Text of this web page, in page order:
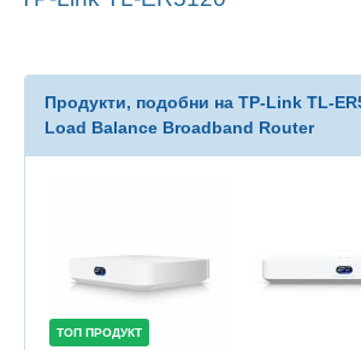
Продукти, подобни на TP-Link TL-
Load Balance Broadband Router
ТОП ПРОДУКТ